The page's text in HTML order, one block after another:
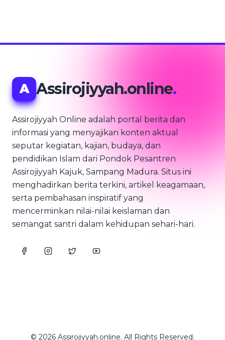
A Assirojiyyah.online.
Assirojiyyah Online adalah portal berita dan
informasi yang menyajikan konten aktual
seputar kegiatan, kajian, budaya, dan
pendidikan Islam dari Pondok Pesantren
Assirojiyyah Kajuk, Sampang Madura. Situs ini
menghadirkan berita terkini, artikel keagamaan,
serta pembahasan inspiratif yang
mencerminkan nilai-nilai keislaman dan
semangat santri dalam kehidupan sehari-hari.
© 2026 Assirojiyyah.online. All Rights Reserved.